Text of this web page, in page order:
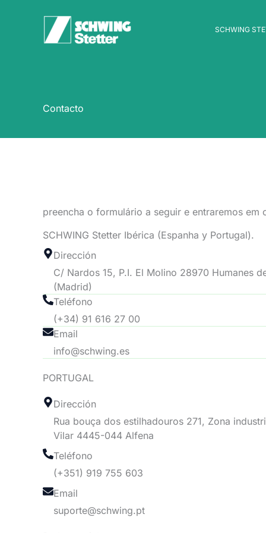
SCHWING
Contacto
preencha o formulário a seguir e entraremos em
SCHWING Stetter Ibérica (Espanha y Portugal).
Dirección
C/ Nardos 15, P.I. El Molino 28970 Humanes
(Madrid)
Teléfono
(+34) 91 616 27 00
Email
info@schwing.es
PORTUGAL
Dirección
Rua bouça dos estilhadouros 271, Zona
Vilar 4445-044 Alfena
Teléfono
(+351) 919 755 603
Email
suporte@schwing.pt